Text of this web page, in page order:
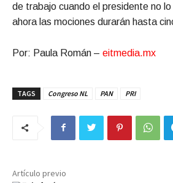
de trabajo cuando el presidente no
ahora las mociones durarán hasta
Por: Paula Román – eitmedia.mx
TAGS Congreso NL PAN PRI
Artículo previo